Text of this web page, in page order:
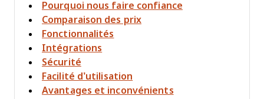
Pourquoi nous faire confiance
Comparaison des prix
Fonctionnalités
Intégrations
Sécurité
Facilité d’utilisation
Avantages et inconvénients